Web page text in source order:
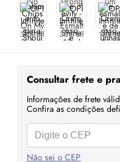
30% off 30% off 15%
Consultar frete e
Informações de frete
Confira as condições
Não sei o CEP